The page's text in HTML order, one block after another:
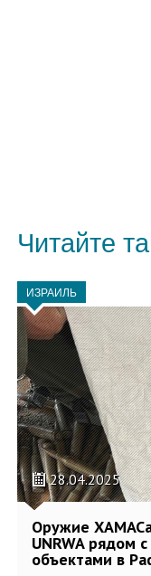
Читайте
ИЗРАИЛЬ
28.04.2025
Оружие
UNRWA рядом
объектами в